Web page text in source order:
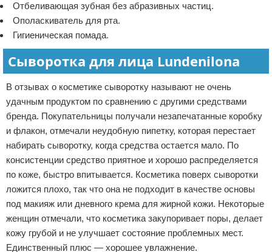
Отбеливающая зубная без абразивных частиц.
Ополаскиватель для рта.
Гигиеническая помада.
Сыворотка для лица Lundenilona
В отзывах о косметике сыворотку называют не очень
удачным продуктом по сравнению с другими средствами
бренда. Покупательницы получали незапечатанные коробку
и флакон, отмечали неудобную пипетку, которая перестает
набирать сыворотку, когда средства остается мало. По
консистенции средство приятное и хорошо распределяется
по коже, быстро впитывается. Косметика поверх сыворотки
ложится плохо, так что она не подходит в качестве основы
под макияж или дневного крема для жирной кожи. Некоторые
женщин отмечали, что косметика закупоривает поры, делает
кожу грубой и не улучшает состояние проблемных мест.
Единственный плюс — хорошее увлажнение.